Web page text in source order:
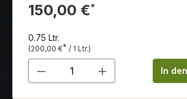
Beeren, guter Persistenz und weichen
150,00 €*
0.75 Ltr.
(200,00 €* / 1 Ltr.)
Produkt Anzahl: GibIn